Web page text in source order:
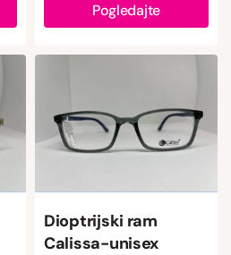
Pogledajte
Dioptrijski ram
Calissa-unisex